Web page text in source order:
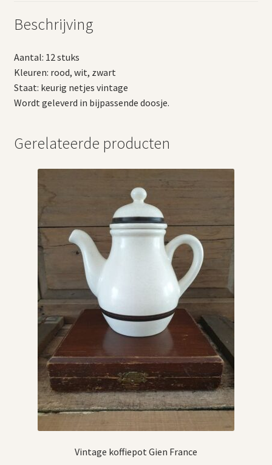
Beschrijving
Aantal: 12 stuks
Kleuren: rood, wit, zwart
Staat: keurig netjes vintage
Wordt geleverd in bijpassende doosje.
Gerelateerde producten
Vintage koffiepot Gien France